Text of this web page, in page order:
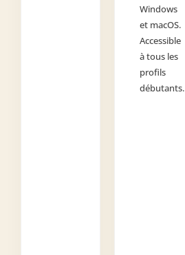
Windows
et macOS.
Accessible
à tous les
profils
débutants.